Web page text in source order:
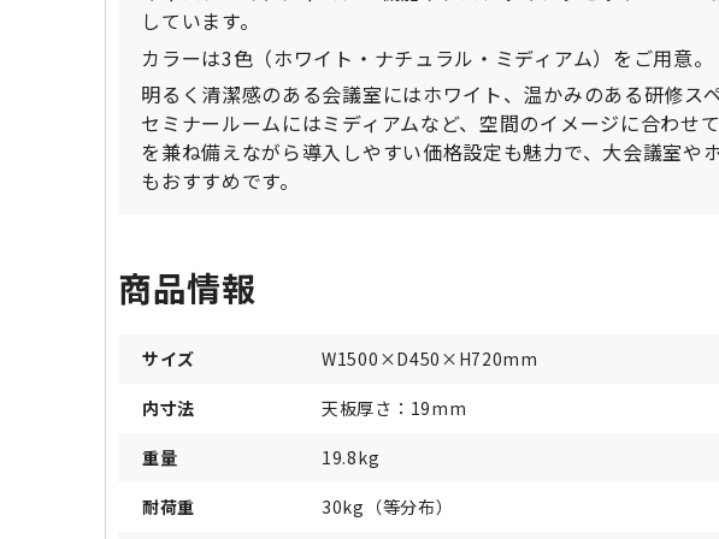
しています。
カラーは3色（ホワイト・ナチュラル・ミディアム）をご用意。
明るく清潔感のある会議室にはホワイト、温かみのある研修ス
セミナールームにはミディアムなど、空間のイメージに合わせ
を兼ね備えながら導入しやすい価格設定も魅力で、大会議室や
もおすすめです。
商品情報
サイズ W1500×D450×H720mm
内寸法 天板厚さ：19mm
重量 19.8kg
耐荷重 30kg（等分布）